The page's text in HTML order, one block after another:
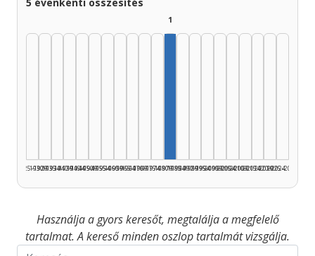
1925–1929
1930–1934
1935–1939
1940–1944
1945–1949
1950–1954
1955–1959
1960–1964
1965–1969
1970–1974
1975–1979
1
1980–1984
1985–1989
1990–1994
1995–1999
2000–2004
2005–2009
2010–2014
2015–2019
2020–2024
2025–2026
Használja a gyors keresőt, megtalálja a megfelelő
tartalmat. A kereső minden oszlop tartalmát vizsgálja.